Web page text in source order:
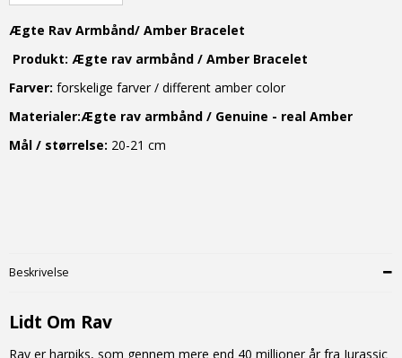
Ægte Rav Armbånd/ Amber Bracelet
Produkt: Ægte rav armbånd / Amber Bracelet
Farver: forskelige farver / different amber color
Materialer:Ægte rav armbånd / Genuine - real Amber
Mål / størrelse: 20-21 cm
Beskrivelse
Lidt Om Rav
Rav er harpiks, som gennem mere end 40 millioner år fra Jurassic